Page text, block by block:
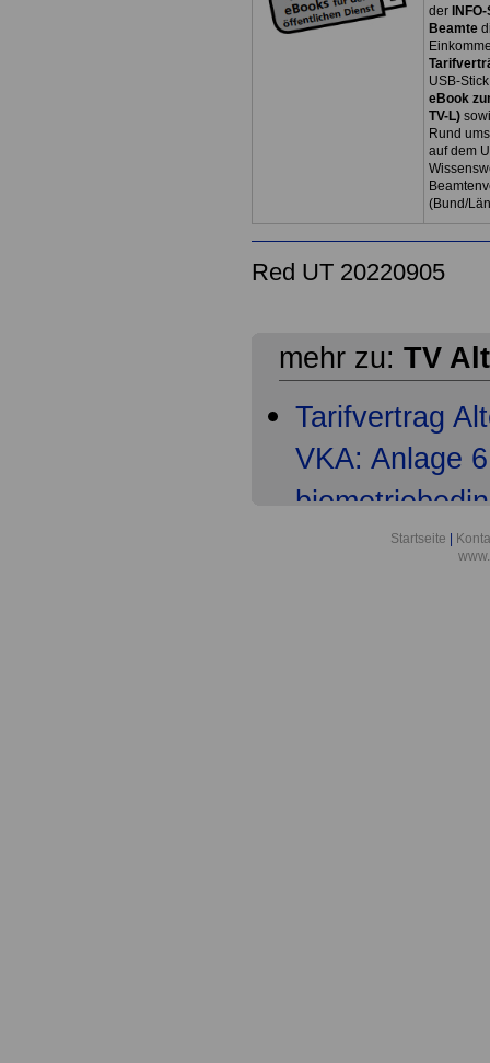
der
Beamte
USB-
eBook
TV-L)
Rund
auf dem
(Bund/
Red UT 20220905
mehr zu: TV
Tarifvertrag
VKA: Anlage
Tarifvertrag
Startseite